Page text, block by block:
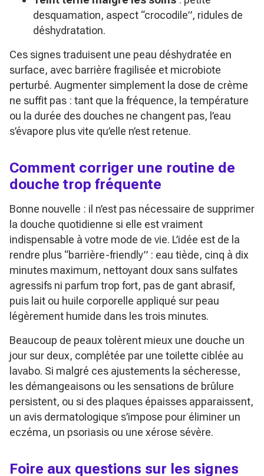
desquamation, aspect “crocodile”, ridules de
déshydratation.
Ces signes traduisent une peau déshydratée en
surface, avec barrière fragilisée et microbiote
perturbé. Augmenter simplement la dose de crème
ne suffit pas : tant que la fréquence, la température
ou la durée des douches ne changent pas, l’eau
s’évapore plus vite qu’elle n’est retenue.
Comment corriger une routine de
douche trop fréquente
Bonne nouvelle : il n’est pas nécessaire de supprimer
la douche quotidienne si elle est vraiment
indispensable à votre mode de vie. L’idée est de la
rendre plus “barrière-friendly” : eau tiède, cinq à dix
minutes maximum, nettoyant doux sans sulfates
agressifs ni parfum trop fort, pas de gant abrasif,
puis lait ou huile corporelle appliqué sur peau
légèrement humide dans les trois minutes.
Beaucoup de peaux tolèrent mieux une douche un
jour sur deux, complétée par une toilette ciblée au
lavabo. Si malgré ces ajustements la sécheresse,
les démangeaisons ou les sensations de brûlure
persistent, ou si des plaques épaisses apparaissent,
un avis dermatologique s’impose pour éliminer un
eczéma, un psoriasis ou une xérose sévère.
Foire aux questions sur les signes